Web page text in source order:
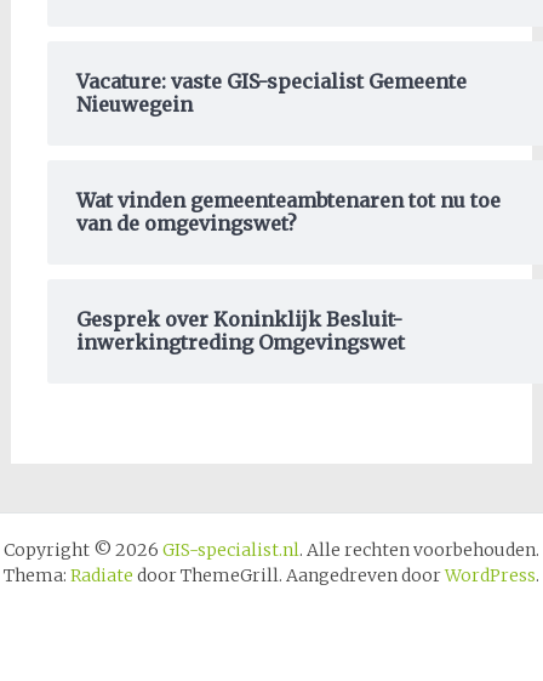
Vacature: vaste GIS-specialist Gemeente
Nieuwegein
Wat vinden gemeenteambtenaren tot nu toe
van de omgevingswet?
Gesprek over Koninklijk Besluit-
inwerkingtreding Omgevingswet
Copyright © 2026 GIS-specialist.nl. Alle rechten voorbehouden.
Thema: Radiate door ThemeGrill. Aangedreven doorWordPress.